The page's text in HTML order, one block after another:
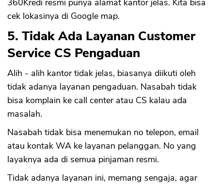
360Kredi resmi punya alamat kantor jelas. Kita bisa
cek lokasinya di Google map.
5. Tidak Ada Layanan Customer
Service CS Pengaduan
Alih - alih kantor tidak jelas, biasanya diikuti oleh
tidak adanya layanan pengaduan. Nasabah tidak
bisa komplain ke call center atau CS kalau ada
masalah.
Nasabah tidak bisa menemukan no telepon, email
atau kontak WA ke layanan pelanggan. No yang
layaknya ada di semua pinjaman resmi.
Tidak adanya layanan ini, memang sengaja, agar